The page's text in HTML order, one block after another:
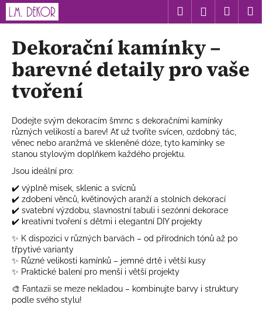
Přejít
obsah
HledatPřihlášení
Dekorační kamínky –
barevné detaily pro vaše
tvoření
Dodejte svým dekoracím šmrnc s dekoračními kamínky
různých velikostí a barev! Ať už tvoříte svícen, ozdobný tác,
věnec nebo aranžmá ve skleněné dóze, tyto kamínky se
stanou stylovým doplňkem každého projektu.
Jsou ideální pro:
✔️ výplně misek, sklenic a svícnů
✔️ zdobení věnců, květinových aranží a stolních dekorací
✔️ svatební výzdobu, slavnostní tabuli i sezónní dekorace
✔️ kreativní tvoření s dětmi i elegantní DIY projekty
✨ K dispozici v různých barvách – od přírodních tónů až po
třpytivé varianty
✨ Různé velikosti kamínků – jemné drtě i větší kusy
✨ Praktické balení pro menší i větší projekty
🎨 Fantazii se meze nekladou – kombinujte barvy i struktury
podle svého stylu!
K
o
C
o
p
t
ř
e
b
u
j
e
t
e
n
a
j
í